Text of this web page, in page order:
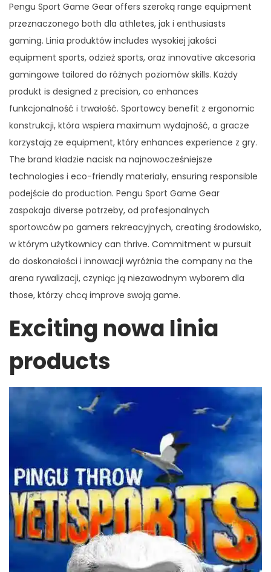
Pengu Sport Game Gear offers szeroką range equipment
przeznaczonego both dla athletes, jak i enthusiasts
gaming. Linia produktów includes wysokiej jakości
equipment sports, odzież sports, oraz innovative akcesoria
gamingowe tailored do różnych poziomów skills. Każdy
produkt is designed z precision, co enhances
funkcjonalność i trwałość. Sportowcy benefit z ergonomic
konstrukcji, która wspiera maximum wydajność, a gracze
korzystają ze equipment, który enhances experience z gry.
The brand kładzie nacisk na najnowocześniejsze
technologies i eco-friendly materiały, ensuring responsible
podejście do production. Pengu Sport Game Gear
zaspokaja diverse potrzeby, od profesjonalnych
sportowców po gamers rekreacyjnych, creating środowisko,
w którym użytkownicy can thrive. Commitment w pursuit
do doskonałości i innowacji wyróżnia the company na the
arena rywalizacji, czyniąc ją niezawodnym wyborem dla
those, którzy chcą improve swoją game.
Exciting nowa linia
products